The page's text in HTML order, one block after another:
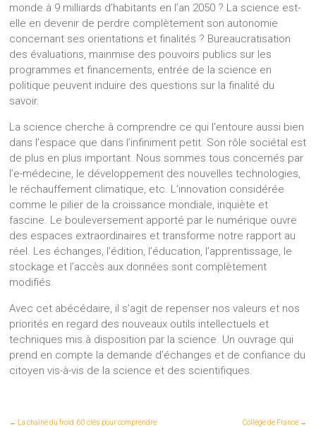
monde à 9 milliards d’habitants en l’an 2050 ? La science est-
elle en devenir de perdre complètement son autonomie
concernant ses orientations et finalités ? Bureaucratisation
des évaluations, mainmise des pouvoirs publics sur les
programmes et financements, entrée de la science en
politique peuvent induire des questions sur la finalité du
savoir.
La science cherche à comprendre ce qui l’entoure aussi bien
dans l’espace que dans l’infiniment petit. Son rôle sociétal est
de plus en plus important. Nous sommes tous concernés par
l’e-médecine, le développement des nouvelles technologies,
le réchauffement climatique, etc. L’innovation considérée
comme le pilier de la croissance mondiale, inquiète et
fascine. Le bouleversement apporté par le numérique ouvre
des espaces extraordinaires et transforme notre rapport au
réel. Les échanges, l’édition, l’éducation, l’apprentissage, le
stockage et l’accès aux données sont complètement
modifiés.
Avec cet abécédaire, il s’agit de repenser nos valeurs et nos
priorités en regard des nouveaux outils intellectuels et
techniques mis à disposition par la science. Un ouvrage qui
prend en compte la demande d’échanges et de confiance du
citoyen vis-à-vis de la science et des scientifiques.
← La chaîne du froid. 60 clés pour comprendre Collège de France →